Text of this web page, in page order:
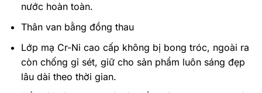
nước hoàn toàn.
Thân van bằng đồng thau
Lớp mạ Cr-Ni cao cấp không bị bong tróc, ngoài ra
còn chống gỉ sét, giữ cho sản phẩm luôn sáng đẹp
lâu dài theo thời gian.